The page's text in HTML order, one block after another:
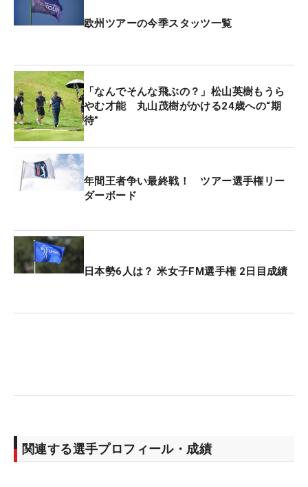
欧州ツアーの今季スタッツ一覧
「なんでそんな飛ぶの？」松山英樹もうら
やむ才能 丸山茂樹がかける24歳への“期
待”
年間王者争い最終戦！ ツアー選手権リー
ダーボード
日本勢6人は？ 米女子FM選手権 2日目成績
関連する選手プロフィール・成績